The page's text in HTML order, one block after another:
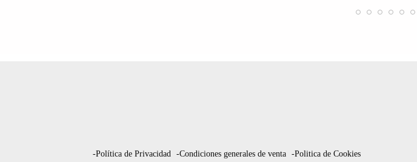
-Política de Privacidad -Condiciones generales de venta -Politica de Cookies